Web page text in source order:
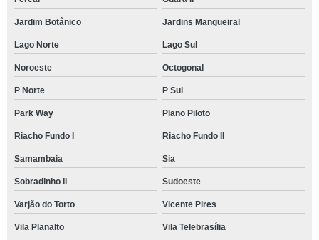
Jardim Botânico Jardins Mangueiral
Lago Norte Lago Sul
Noroeste Octogonal
P Norte P Sul
Park Way Plano Piloto
Riacho Fundo I Riacho Fundo II
Samambaia Sia
Sobradinho II Sudoeste
Varjão do Torto Vicente Pires
Vila Planalto Vila Telebrasília